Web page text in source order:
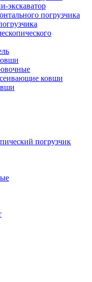
экскаватор
погрузчика
ковши
погрузчик